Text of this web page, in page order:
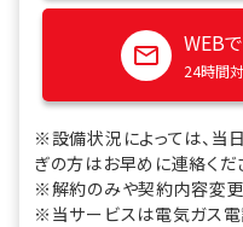
WEB
24時間
※設備状況によっては、当
ぎの方はお早めに連絡くだ
※解約のみや契約内容変更
※当サービスは電気ガス電